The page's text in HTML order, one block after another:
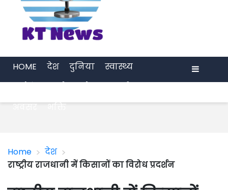
HOME देश दुनिया
स्वास्थ्य
अवसर
भक्ति
Home > देश >
राष्ट्रीय राजधानी में किसानों का विरोध प्रदर्शन